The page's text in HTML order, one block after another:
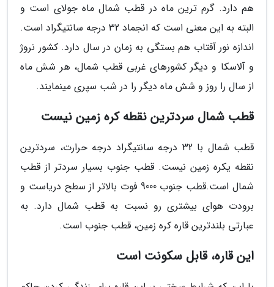
هم دارد. گرم ترین ماه در قطب شمال ماه جولای است و
البته به این معنی است که انجماد 32 درجه سانتیگراد است.
اندازه نور آفتاب هم بستگی به زمان در سال دارد. کشور نروژ
و آلاسکا و دیگر کشورهای غربی قطب شمال، هر شش ماه
از سال را روز و شش ماه دیگر را در شب سپری مینمایند.
قطب شمال سردترین نقطه کره زمین نیست
قطب شمال با 32 درجه سانتیگراد درجه حرارت، سردترین
نقطه یکره زمین نیست. قطب جنوب بسیار سردتر از قطب
شمال است.قطب جنوب 9000 فوت بالاتر از سطح دریاست و
برودت هوای بیشتری رو نسبت به قطب شمال دارد. به
عبارتی بلندترین قاره کره زمین، قطب جنوب است.
این قاره، قابل سکونت است